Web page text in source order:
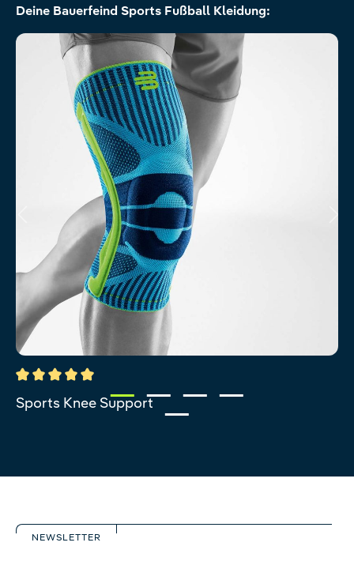
Produktgalerie überspringen
Deine Bauerfeind Sports Fußball Kleidung:
Durchschnittliche Bewertung von 5 von 5 Sternen
Sports Knee Support
NEWSLETTER